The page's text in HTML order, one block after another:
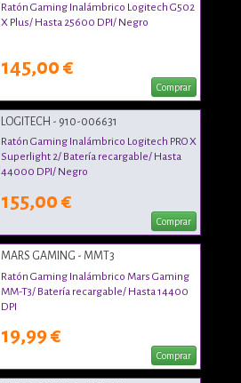
Ratón Gaming Inalámbrico Logitech G502
X Plus/ Hasta 25600 DPI/ Negro
145,00 €
Comprar
LOGITECH - 910-006631
Ratón Gaming Inalámbrico Logitech PRO X
Superlight 2/ Batería recargable/ Hasta
44000 DPI/ Negro
155,00 €
Comprar
MARS GAMING - MMT3
Ratón Gaming Inalámbrico Mars Gaming
MM-T3/ Batería recargable/ Hasta 14400
DPI
19,99 €
Comprar